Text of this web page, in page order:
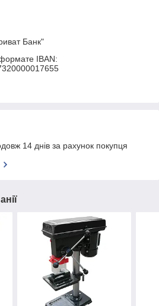
Банк"
IBAN:
14 днів за рахунок покупця